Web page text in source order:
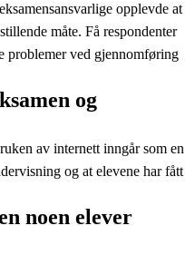
opplevde at
måte. Få respondenter
problemer ved gjennomføring
og
av internett inngår som en
og at elevene har fått
noen elever